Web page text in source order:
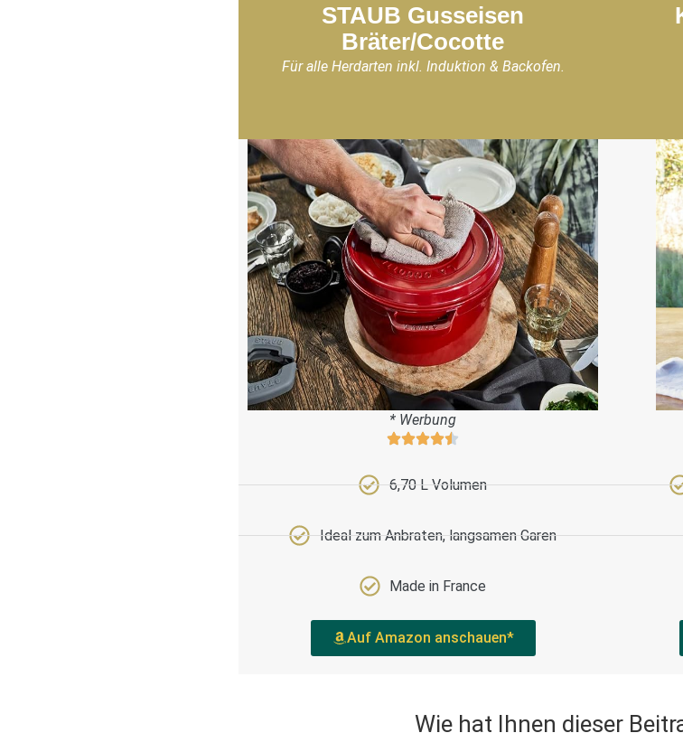
STAUB Gusseisen
Bräter/Cocotte
Für alle Herdarten inkl. Induktion & Backofen.
* Werbung
6,70 L Volumen
Ideal zum Anbraten, langsamen Garen
Made in France
Auf Amazon anschauen*
Wie hat Ihnen dieser